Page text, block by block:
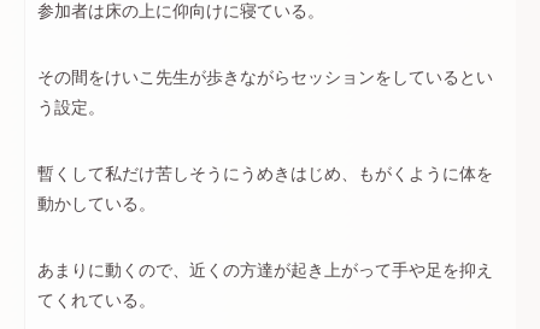
参加者は床の上に仰向けに寝ている。
その間をけいこ先生が歩きながらセッションをしているとい
う設定。
暫くして私だけ苦しそうにうめきはじめ、もがくように体を
動かしている。
あまりに動くので、近くの方達が起き上がって手や足を抑え
てくれている。